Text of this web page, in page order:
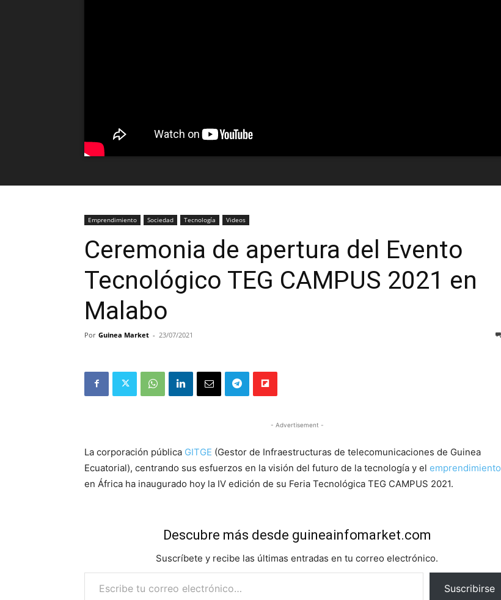
Emprendimiento Sociedad Tecnología Videos
Ceremonia de apertura del Evento
Tecnológico TEG CAMPUS 2021 en
Malabo
Por Guinea Market - 23/07/2021
- Advertisement -
La corporación pública GITGE (Gestor de Infraestructuras de telecomunicaciones de Guinea
Ecuatorial), centrando sus esfuerzos en la visión del futuro de la tecnología y el emprendimiento
en África ha inaugurado hoy la IV edición de su Feria Tecnológica TEG CAMPUS 2021.
Descubre más desde guineainfomarket.com
Suscríbete y recibe las últimas entradas en tu correo electrónico.
Escribe tu correo electrónico…
Suscribirse